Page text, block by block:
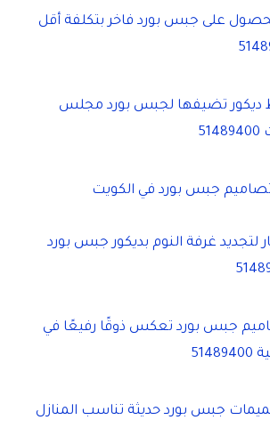
للحصول على جبس بورد فاخر بتكلفة أقل
خطوط ديكور تضيفها لجبس بورد مجلس
جبس بورد في الكويت
10 أفكار لتجديد غرفة النوم بديكور جبس بورد
10 تصاميم جبس بورد تعكس ذوقًا رفيعًا في
10 تصميمات جبس بورد حديثة تناسب المنازل